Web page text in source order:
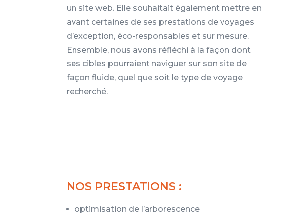
un site web. Elle souhaitait également mettre en
avant certaines de ses prestations de voyages
d’exception, éco-responsables et sur mesure.
Ensemble, nous avons réfléchi à la façon dont
ses cibles pourraient naviguer sur son site de
façon fluide, quel que soit le type de voyage
recherché.
NOS PRESTATIONS :
optimisation de l’arborescence